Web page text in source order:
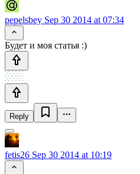
pepelsbey Sep 30 2014 at 07:34
Будет и моя статья :)
Reply
fetis26 Sep 30 2014 at 10:19